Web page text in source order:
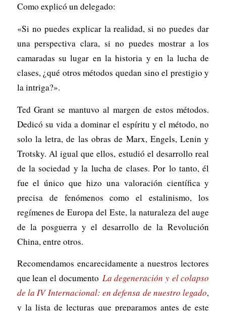
Como explicó un delegado:
«Si no puedes explicar la realidad, si no puedes dar
una perspectiva clara, si no puedes mostrar a los
camaradas su lugar en la historia y en la lucha de
clases, ¿qué otros métodos quedan sino el prestigio y
la intriga?».
Ted Grant se mantuvo al margen de estos métodos.
Dedicó su vida a dominar el espíritu y el método, no
solo la letra, de las obras de Marx, Engels, Lenin y
Trotsky. Al igual que ellos, estudió el desarrollo real
de la sociedad y la lucha de clases. Por lo tanto, él
fue el único que hizo una valoración científica y
precisa de fenómenos como el estalinismo, los
regímenes de Europa del Este, la naturaleza del auge
de la posguerra y el desarrollo de la Revolución
China, entre otros.
Recomendamos encarecidamente a nuestros lectores
que lean el documento La degeneración y el colapso
de la IV Internacional: en defensa de nuestro legado,
y la lista de lecturas que preparamos antes de este